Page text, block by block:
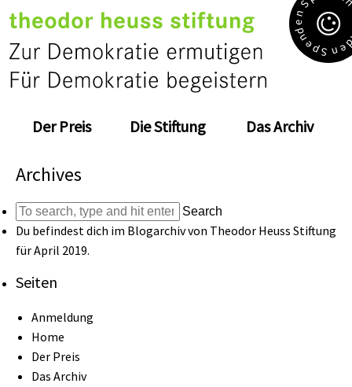
Der Preis Die Stiftung Das Archiv
S
p
e
n
d
e
n
S
e
n
Archives
Search
Du befindest dich im Blogarchiv von Theodor Heuss Stiftung
für April 2019.
Seiten
Anmeldung
Home
Der Preis
Das Archiv